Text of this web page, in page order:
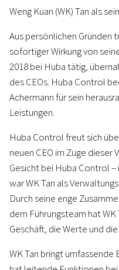
Weng Kuan (WK) Tan als
Aus persönlichen Gründen
sofortiger Wirkung von
2018 bei Huba tätig,
des CEOs. Huba Control
Achermann für sein
Leistungen.
Huba Control freut sich
neuen CEO im Zuge dieser
Gesicht bei Huba Control –
war WK Tan als
Durch seine enge
dem Führungsteam hat
Geschäft, die Werte und
WK Tan bringt umfassende